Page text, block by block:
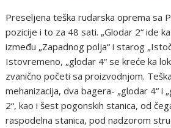
Preselјena teška rudarska oprema sa
pozicije i to za 48 sati. „Glodar 2“ ide
između „Zapadnog polјa“ i starog
Istovremeno, „glodar 4“ se kreće ka
zvanično početi sa proizvodnjom.
mehanizacija, dva bagera- „glodar 4“ i
2“, kao i šest pogonskih stanica, od
raspodelna stanica, pod nadzorom